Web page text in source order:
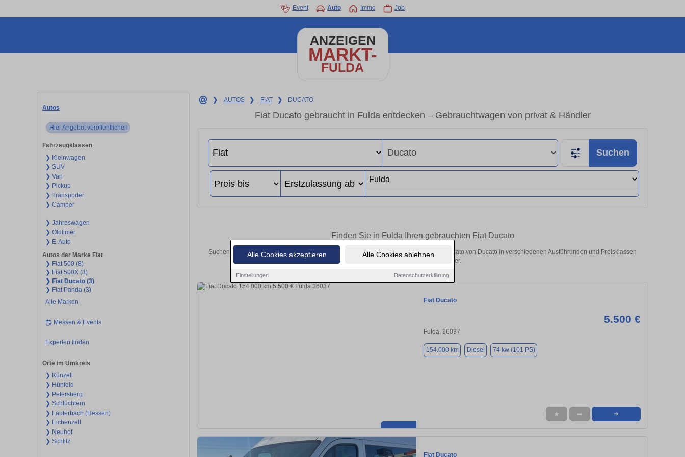
Alle Cookies akzeptieren Alle Cookies ablehnen
Einstellungen Datenschutzerklärung
Event Auto Immo Job
ANZEIGEN
MARKT-
FULDA
Autos
Hier Angebot veröffentlichen
Fahrzeugklassen
❯ Kleinwagen
❯ SUV
❯ Van
❯ Pickup
❯ Transporter
❯ Camper
❯ Jahreswagen
❯ Oldtimer
❯ E-Auto
Autos der Marke Fiat
❯ Fiat 500 (8)
❯ Fiat 500X (3)
❯ Fiat Ducato (3)
❯ Fiat Panda (3)
Alle Marken
Messen & Events
Experten finden
Orte im Umkreis
❯ Künzell
❯ Hünfeld
❯ Petersberg
❯ Schlüchtern
❯ Lauterbach (Hessen)
❯ Eichenzell
❯ Neuhof
❯ Schlitz
❯ AUTOS ❯ FIAT ❯ DUCATO
Fiat Ducato gebraucht in Fulda entdecken – Gebrauchtwagen von privat & Händler
Suchen
Finden Sie in Fulda Ihren gebrauchten Fiat Ducato
Suchen Sie in Fulda einen Fiat Ducato Gebrauchtwagen? Entdecken Sie gebrauchte Ducato von Ducato in verschiedenen Ausführungen und Preisklassen
von privat und vom Händler.
Fiat Ducato
5.500 €
Fulda, 36037
154.000 km Diesel 74 kw (101 PS)
★ ➦ ➜
Fiat Ducato